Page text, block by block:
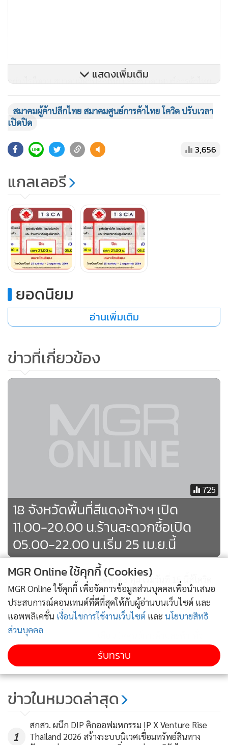
อย่างไรก็ตาม สมาคมผู้ค้าปลีกไทย และสมาคมศูนย์การค้าไทย
ยังคงงดกิจกรรมที่มีการรวมตัวของคนจำนวนมาก รวมถึงการให้
พนักงาน Work From Home เพื่อเพิ่มศักยภาพให้ทุกหน่วยงาน
สามารถควบคุมการแพร่ระบาดระลอกใหม่ได้อย่างมี
ประสิทธิภาพ
เอกชนทุกภาคส่วนร่วมมือกันในการควบคุมการระบาดของโรค
โควิด-19 ให้จบเร็วที่สุด
# เราจะก้าวฝ่าวิกฤต ครั้งนี้ไปด้วยกัน #
แสดงเพิ่มเติม
สมาคมผู้ค้าปลีกไทย สมาคมศูนย์การค้าไทย โควิด ปรับเวลา
เปิดปิด
3,656
แกลเลอรี
ยอดนิยม
อ่านเพิ่มเติม
ข่าวที่เกี่ยวข้อง
725
18 จังหวัดพื้นที่สีแดงห้างฯ เปิด
11.00-20.00 น.ร้านสะดวกซื้อเปิด
05.00-22.00 น.เริ่ม 25 เม.ย.นี้
314
ปิดห้าง 3 ทุ่ม เริ่มวันที่ 15 นี้สู้โควิด
480
ประเทศ เป็น 3 ทุ่ม -งดกิจกรรมรวม
20,575
ระดับป้องโควิด-19 สูงสุด ประกาศ
ปิดบริการ 3 ทุ่ม
แสดงเพิ่มเติม
ข่าวในหมวดล่าสุด
1
สกสว. ผนึก DIP คิกออฟมหกรรม IP X Venture Rise
Thailand 2026 สร้างระบบนิเวศเชื่อมทรัพย์สินทาง
MGR Online ใช้คุกกี้ (Cookies)
MGR Online ใช้คุกกี้ เพื่อจัดการข้อมูลส่วนบุคคลเพื่อนำเสนอ
ประสบการณ์คอนเทนต์ที่ดีที่สุดให้กับผู้อ่านบนเว็บไซต์ และ
แอพพลิเคชั่น เงื่อนไขการใช้งานเว็บไซต์ และ นโยบายสิทธิ
ส่วนบุคคล
รับทราบ